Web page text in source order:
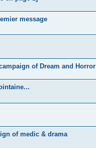
message
of Dream and Horror
of medic & drama